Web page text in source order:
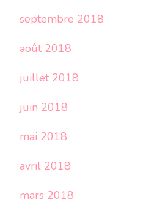
septembre 2018
août 2018
juillet 2018
juin 2018
mai 2018
avril 2018
mars 2018